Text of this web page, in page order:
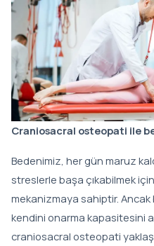
Skolyozda Schroth
Pelvik Taban
Hamilelikte Egzersiz
Craniosacral
Lenfödem
Akupunktur ile
Craniosacral osteopati ile
Bedenimiz, her gün maruz
streslerle başa çıkabilmek
mekanizmaya sahiptir.
kendini onarma kapasitesini
craniosacral osteopati